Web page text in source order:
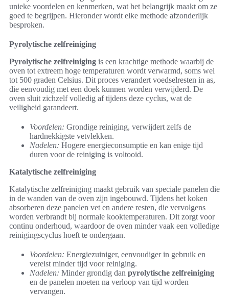
unieke voordelen en kenmerken, wat het belangrijk maakt om ze
goed te begrijpen. Hieronder wordt elke methode afzonderlijk
besproken.
Pyrolytische zelfreiniging
Pyrolytische zelfreiniging is een krachtige methode waarbij de
oven tot extreem hoge temperaturen wordt verwarmd, soms wel
tot 500 graden Celsius. Dit proces verandert voedselresten in as,
die eenvoudig met een doek kunnen worden verwijderd. De
oven sluit zichzelf volledig af tijdens deze cyclus, wat de
veiligheid garandeert.
Voordelen: Grondige reiniging, verwijdert zelfs de
hardnekkigste vetvlekken.
Nadelen: Hogere energieconsumptie en kan enige tijd
duren voor de reiniging is voltooid.
Katalytische zelfreiniging
Katalytische zelfreiniging maakt gebruik van speciale panelen die
in de wanden van de oven zijn ingebouwd. Tijdens het koken
absorberen deze panelen vet en andere resten, die vervolgens
worden verbrandt bij normale kooktemperaturen. Dit zorgt voor
continu onderhoud, waardoor de oven minder vaak een volledige
reinigingscyclus hoeft te ondergaan.
Voordelen: Energiezuiniger, eenvoudiger in gebruik en
vereist minder tijd voor reiniging.
Nadelen: Minder grondig dan pyrolytische zelfreiniging
en de panelen moeten na verloop van tijd worden
vervangen.